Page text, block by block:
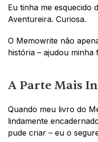
Eu tinha me esquecido
Aventureira. Curiosa.
O Memowrite não
história – ajudou minha
A Parte Mais
Quando meu livro do
lindamente
pude criar – eu o